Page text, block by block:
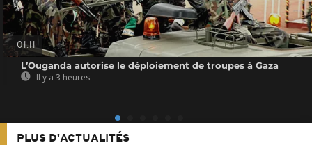
01:11
L’Ouganda autorise le déploiement de troupes à Gaza
Il y a 3 heures
PLUS D'ACTUALITÉS